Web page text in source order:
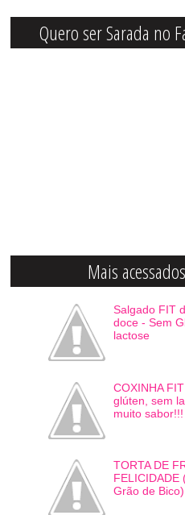
Quero ser Sarada no
Mais acessados
Salgado FIT
doce - Sem
lactose
COXINHA
glúten, sem
muito sabor!!!
TORTA DE
FELICIDADE
Grão de Bico)